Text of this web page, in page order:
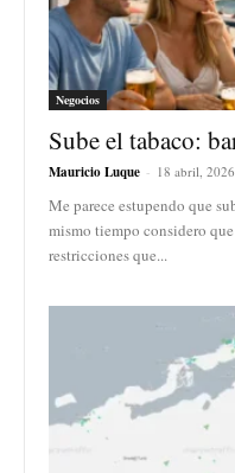
Negocios
Sube el tabaco:
Mauricio Luque - 18 abril, 2026
Me parece estupendo que
mismo tiempo considero
restricciones que...